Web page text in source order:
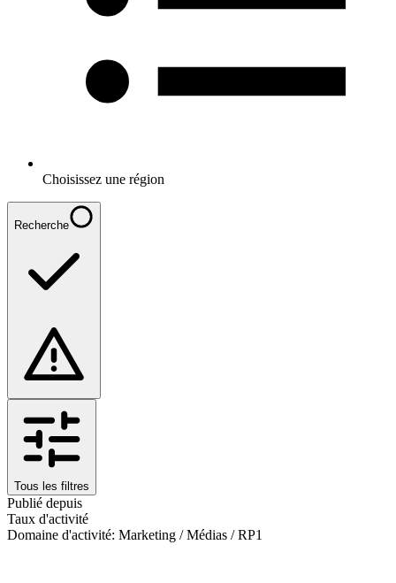
Choisissez une région
Recherche
Tous les filtres
Publié depuis
Taux d'activité
Domaine d'activité: Marketing / Médias / RP1